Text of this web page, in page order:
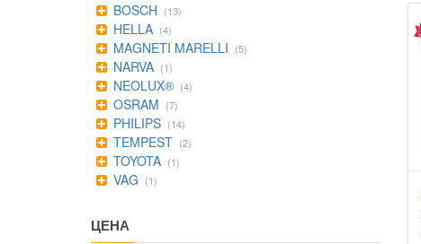
BOSCH (13)
HELLA (4)
MAGNETI MARELLI (5)
NARVA (1)
NEOLUX® (4)
OSRAM (7)
PHILIPS (14)
TEMPEST (2)
TOYOTA (1)
VAG (1)
ЦЕНА